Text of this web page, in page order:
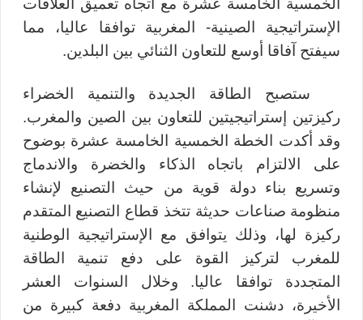
الخمسية الخامسة عشرة مع اتجاه تعميق العلاقات
الإستراتيجية الصينية- المغربية توافقا عاليا، مما
سيفتح آفاقا أوسع للتعاون الثنائي بين البلدين.
ستصبح الطاقة الجديدة والتنمية الخضراء
ركيزتين إستراتيجيتين للتعاون بين الصين والمغرب.
وقد أكدت الخطة الخمسية الخامسة عشرة بوضوح
على الالتزام باتجاه الذكاء والخضرة والاندماج
وتسريع بناء دولة قوية من حيث التصنيع لإنشاء
منظومة صناعات حديثة تتخذ قطاع التصنيع المتقدم
ركيزة لها، وذلك يتوافق مع الإستراتيجية الوطنية
للمغرب لتركيز القوة على دفع تنمية الطاقة
المتجددة توافقا عاليا. وخلال السنوات العشر
الأخيرة، دشنت المملكة المغربية دفعة كبيرة من